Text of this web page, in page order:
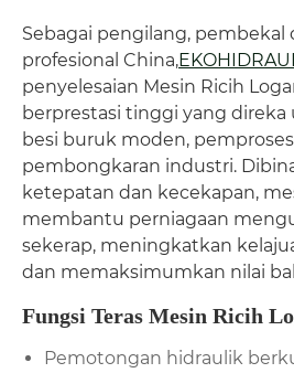
Sebagai pengilang, pembekal
profesional China,
penyelesaian Mesin Ricih
berprestasi tinggi yang
besi buruk moden,
pembongkaran industri.
ketepatan dan kecekapan,
membantu perniagaan
sekerap, meningkatkan
dan memaksimumkan nilai
Fungsi Teras Mesin Ricih
Pemotongan hidraulik